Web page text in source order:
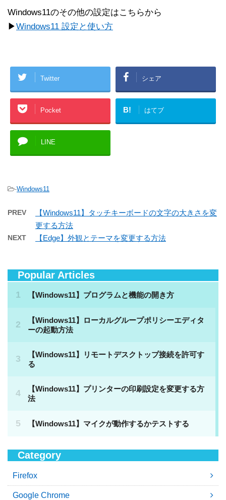
Windows11のその他の設定はこちらから
▶Windows11 設定と使い方
Twitter シェア
Pocket B! はてブ
LINE
-Windows11
PREV
【Windows11】タッチキーボードの文字の大きさを変
更する方法
NEXT 【Edge】外観とテーマを変更する方法
Popular Articles
Category
Firefox
Google Chrome